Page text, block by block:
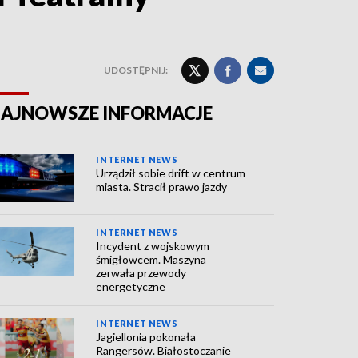
UDOSTĘPNIJ:
INFORMACJE
INTERNET NEWS
Urządził sobie drift w centrum
miasta. Stracił prawo jazdy
INTERNET NEWS
Incydent z wojskowym
śmigłowcem. Maszyna
zerwała przewody
energetyczne
INTERNET NEWS
Jagiellonia pokonała
Rangersów. Białostoczanie